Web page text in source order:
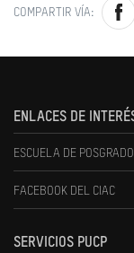
COMPARTIR VÍA:
ENLACES DE
ESCUELA DE POSGRADO
FACEBOOK DEL CIAC
SERVICIOS PUCP